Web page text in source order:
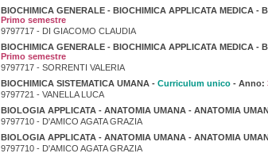
BIOCHIMICA GENERALE - BIOCHIMICA APPLICATA MEDICA -
Primo semestre
9797717 - DI GIACOMO CLAUDIA
BIOCHIMICA GENERALE - BIOCHIMICA APPLICATA MEDICA -
Primo semestre
9797717 - SORRENTI VALERIA
BIOCHIMICA SISTEMATICA UMANA - Curriculum unico - Anno:
9797721 - VANELLA LUCA
BIOLOGIA APPLICATA - ANATOMIA UMANA - ANATOMIA
9797710 - D'AMICO AGATA GRAZIA
BIOLOGIA APPLICATA - ANATOMIA UMANA - ANATOMIA
9797710 - D'AMICO AGATA GRAZIA